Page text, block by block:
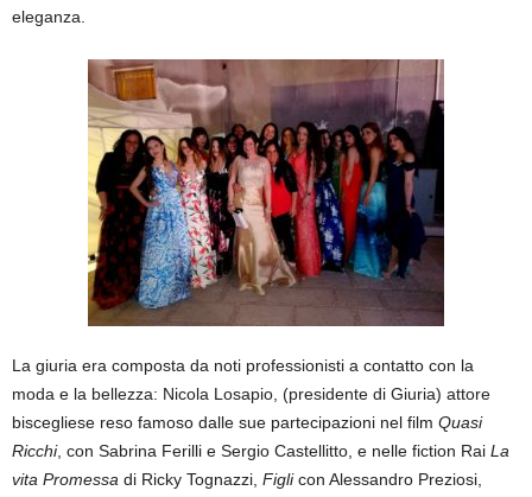
eleganza.
La giuria era composta da noti professionisti a contatto con la
moda e la bellezza: Nicola Losapio, (presidente di Giuria) attore
biscegliese reso famoso dalle sue partecipazioni nel film Quasi
Ricchi, con Sabrina Ferilli e Sergio Castellitto, e nelle fiction Rai La
vita Promessa di Ricky Tognazzi, Figlicon Alessandro Preziosi,